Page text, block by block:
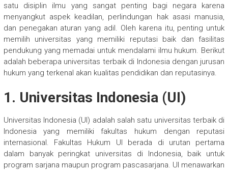
satu disiplin ilmu yang sangat penting bagi negara karena
menyangkut aspek keadilan, perlindungan hak asasi manusia,
dan penegakan aturan yang adil. Oleh karena itu, penting untuk
memilih universitas yang memiliki reputasi baik dan fasilitas
pendukung yang memadai untuk mendalami ilmu hukum. Berikut
adalah beberapa universitas terbaik di Indonesia dengan jurusan
hukum yang terkenal akan kualitas pendidikan dan reputasinya.
1. Universitas Indonesia (UI)
Universitas Indonesia (UI) adalah salah satu universitas terbaik di
Indonesia yang memiliki fakultas hukum dengan reputasi
internasional. Fakultas Hukum UI berada di urutan pertama
dalam banyak peringkat universitas di Indonesia, baik untuk
program sarjana maupun program pascasarjana. UI menawarkan